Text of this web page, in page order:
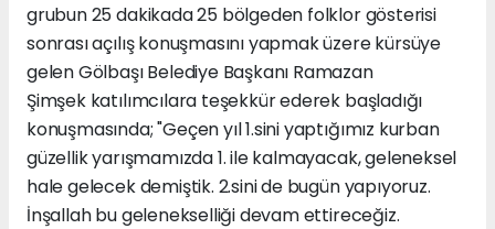
grubun 25 dakikada 25 bölgeden folklor gösterisi
sonrası açılış konuşmasını yapmak üzere kürsüye
gelen Gölbaşı Belediye Başkanı Ramazan
Şimşek katılımcılara teşekkür ederek başladığı
konuşmasında; "Geçen yıl 1.sini yaptığımız kurban
güzellik yarışmamızda 1. ile kalmayacak, geleneksel
hale gelecek demiştik. 2.sini de bugün yapıyoruz.
İnşallah bu gelenekselliği devam ettireceğiz.